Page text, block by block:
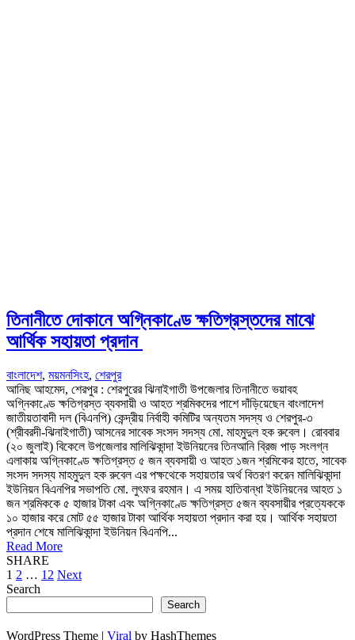
তিনানীতে দোকানে অগ্নিকাণ্ডে ক্ষতিগ্রস্তদের মাঝে
আর্থিক সহায়তা প্রদান
বাংলাদেশ, ময়মনসিংহ, শেরপুর
আনিছ আহমেদ, শেরপুর : শেরপুরের ঝিনাইগাতী উপজেলার তিনানীতে ভয়াবহ
অগ্নিকাণ্ডে ক্ষতিগ্রস্ত ব্যবসায়ী ও আহত শ্রমিকদের পাশে দাঁড়িয়েছেন বাংলাদেশ
জাতীয়তাবাদী দল (বিএনপি) কেন্দ্রীয় নির্বাহী কমিটির অন্যতম সদস্য ও শেরপুর-৩
(শ্রীবরদী-ঝিনাইগাতী) আসনের সাবেক সংসদ সদস্য মো. মাহমুদুল হক রুবেল। রোববার
(২০ জুলাই) বিকেলে উপজেলার মালিঝিকান্দা ইউনিয়নের তিনআনি ব্রিজ পাড় সংলগ্ন
এলাকায় অগ্নিকাণ্ডে ক্ষতিগ্রস্ত ৫ জন ব্যবসায়ী ও আহত ১জন শ্রমিকের হাতে, সাবেক
সংসদ সদস্য মাহমুদুল হক রুবেল এর পক্ষথেকে সহায়তার অর্থ বিতরণ করেন মালিঝিকান্দা
ইউনিয়ন বিএনপির সভাপতি মো. লুৎফর রহমান। এ সময় হাতিবান্ধা ইউনিয়নের আহত ১
জন শ্রমিককে ৫ হাজার টাকা এবং অগ্নিকাণ্ডে ক্ষতিগ্রস্ত ৫জন ব্যবসায়ীর প্রত্যেককে
১০ হাজার করে মোট ৫৫ হাজার টাকা আর্থিক সহায়তা প্রদান করা হয়। আর্থিক সহায়তা
প্রদান শেষে মালিঝিকান্দা ইউনিয়ন বিএনপি...
Read More
SHARE
Posts
pagination
1 2 … 12 Next
Search
Search
WordPress Theme | Viral by HashThemes